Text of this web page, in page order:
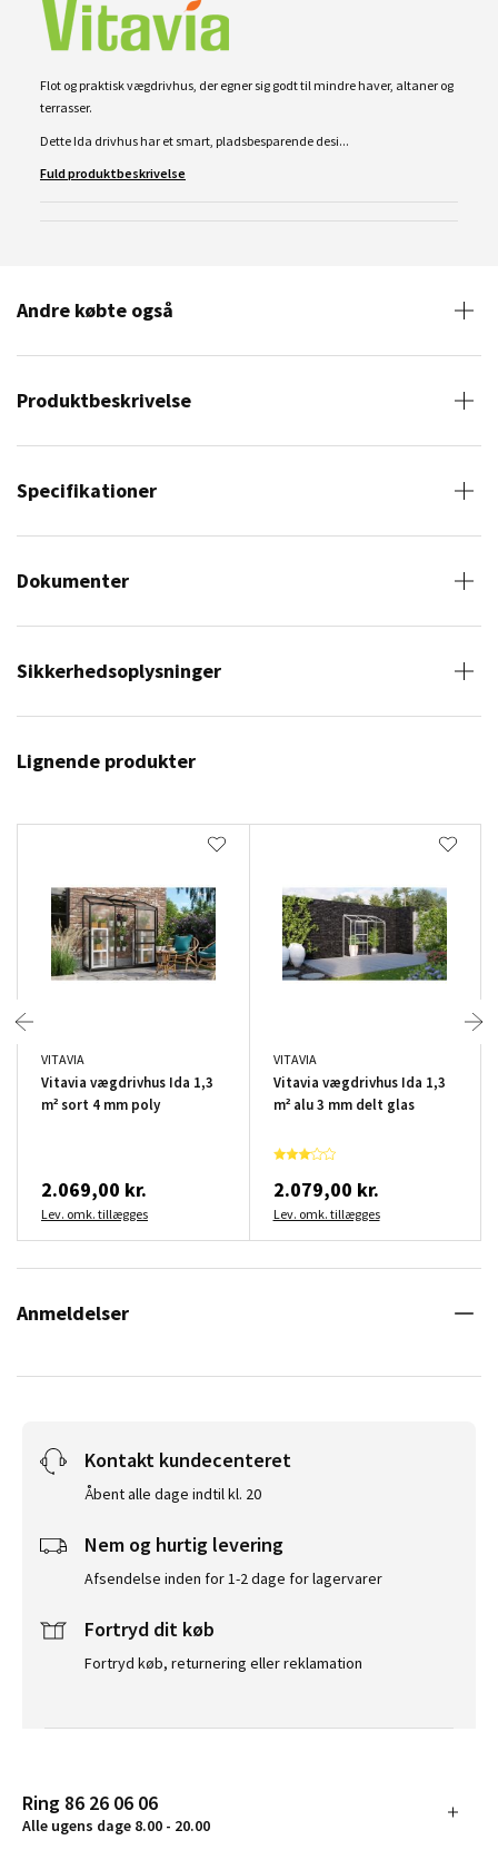
Flot og praktisk vægdrivhus, der egner sig godt til mindre haver, altaner og
terrasser.
Dette Ida drivhus har et smart, pladsbesparende desi...
Fuld produktbeskrivelse
Andre købte også
Produktbeskrivelse
Specifikationer
Dokumenter
Sikkerhedsoplysninger
Lignende produkter
VITAVIA
Vitavia vægdrivhus Ida 1,3
m² sort 4 mm poly
2.069,00 kr.
Lev. omk. tillægges
VITAVIA
Vitavia vægdrivhus Ida 1,3
m² alu 3 mm delt glas
2.079,00 kr.
Lev. omk. tillægges
Anmeldelser
Kontakt kundecenteret
Åbent alle dage indtil kl. 20
Nem og hurtig levering
Afsendelse inden for 1-2 dage for lagervarer
Fortryd dit køb
Fortryd køb, returnering eller reklamation
Ring 86 26 06 06
Alle ugens dage 8.00 - 20.00